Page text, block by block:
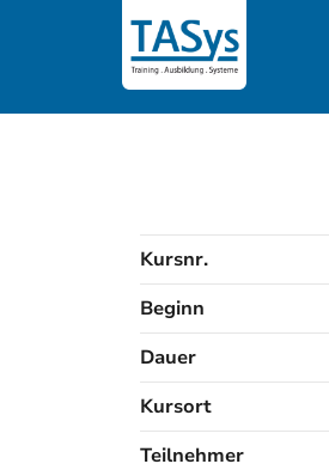
Kursnr.
Beginn
Dauer
Kursort
Teilnehmer